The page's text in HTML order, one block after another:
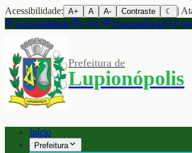
Acessibilidade: A+ A A- Contraste ☾
|
Acessibilidade
e-SIC Transparência
Prefeitura de
Lupionópolis
Início
Prefeitura